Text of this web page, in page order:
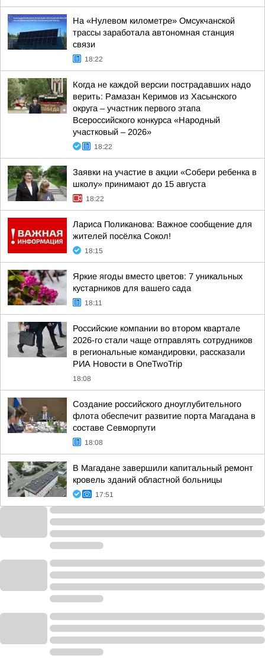
На «Нулевом километре» Омсукчанской
трассы заработала автономная станция
связи
18:22
Когда не каждой версии пострадавших надо
верить: Рамазан Керимов из Хасынского
округа – участник первого этапа
Всероссийского конкурса «Народный
участковый – 2026»
18:22
Заявки на участие в акции «Собери ребенка в
школу» принимают до 15 августа
18:22
Лариса Поликанова: Важное сообщение для
жителей посёлка Сокол!
18:15
Яркие ягоды вместо цветов: 7 уникальных
кустарников для вашего сада
18:11
Российские компании во втором квартале
2026-го стали чаще отправлять сотрудников
в региональные командировки, рассказали
РИА Новости в OneTwoTrip
18:08
Создание российского дноуглубительного
флота обеспечит развитие порта Магадана в
составе Севморпути
18:08
В Магадане завершили капитальный ремонт
кровель зданий областной больницы
17:51